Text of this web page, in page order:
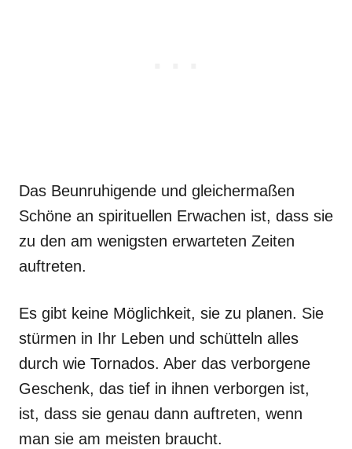
Das Beunruhigende und gleichermaßen
Schöne an spirituellen Erwachen ist, dass sie
zu den am wenigsten erwarteten Zeiten
auftreten.
Es gibt keine Möglichkeit, sie zu planen. Sie
stürmen in Ihr Leben und schütteln alles
durch wie Tornados. Aber das verborgene
Geschenk, das tief in ihnen verborgen ist,
ist, dass sie genau dann auftreten, wenn
man sie am meisten braucht.